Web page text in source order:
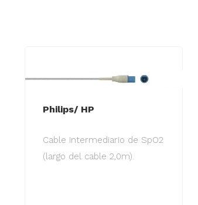
Philips/ HP
Cable Intermediario de SpO2
(largo del cable 2,0m).